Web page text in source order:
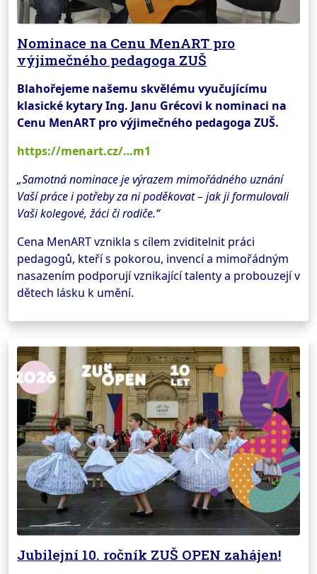
Nominace na Cenu MenART pro
výjimečného pedagoga ZUŠ
Blahořejeme našemu skvělému vyučujícímu
klasické kytary Ing. Janu Grécovi k nominaci na
Cenu MenART pro výjimečného pedagoga ZUŠ.
https://menart.cz/…m1
„Samotná nominace je výrazem mimořádného uznání
Vaší práce i potřeby za ni poděkovat – jak ji formulovali
Vaši kolegové, žáci či rodiče.“
Cena MenART vznikla s cílem zviditelnit práci
pedagogů, kteří s pokorou, invencí a mimořádným
nasazením podporují vznikající talenty a probouzejí v
dětech lásku k umění.
Jubilejní 10. ročník ZUŠ OPEN zahájen!